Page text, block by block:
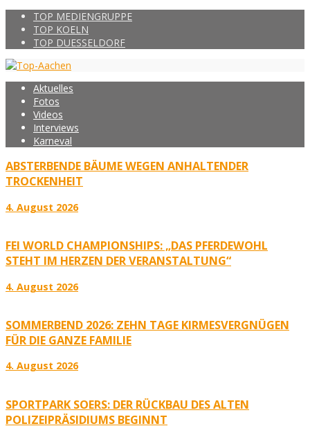
TOP MEDIENGRUPPE
TOP KOELN
TOP DUESSELDORF
Aktuelles
Fotos
Videos
Interviews
Karneval
ABSTERBENDE BÄUME WEGEN ANHALTENDER
TROCKENHEIT
4. August 2026
FEI WORLD CHAMPIONSHIPS: „DAS PFERDEWOHL
STEHT IM HERZEN DER VERANSTALTUNG“
4. August 2026
SOMMERBEND 2026: ZEHN TAGE KIRMESVERGNÜGEN
FÜR DIE GANZE FAMILIE
4. August 2026
SPORTPARK SOERS: DER RÜCKBAU DES ALTEN
POLIZEIPRÄSIDIUMS BEGINNT